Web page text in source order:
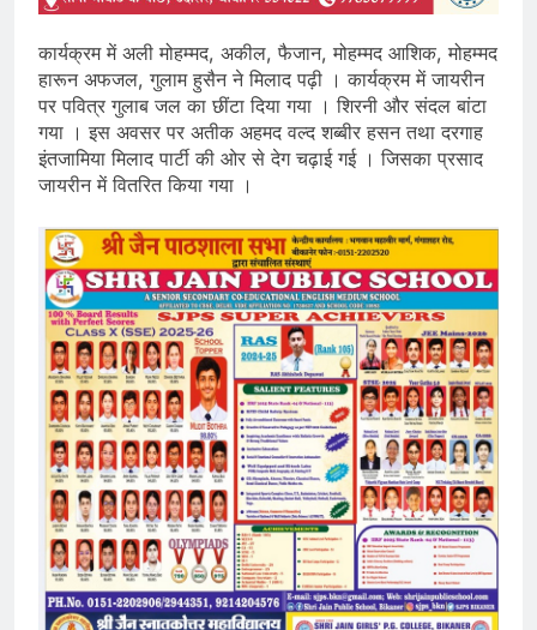
कार्यक्रम में अली मोहम्मद, अकील, फैजान, मोहम्मद आशिक, मोहम्मद
हारून अफजल, गुलाम हुसैन ने मिलाद पढ़ी । कार्यक्रम में जायरीन
पर पवित्र गुलाब जल का छींटा दिया गया । शिरनी और संदल बांटा
गया । इस अवसर पर अतीक अहमद वल्द शब्बीर हसन तथा दरगाह
इंतजामिया मिलाद पार्टी की ओर से देग चढ़ाई गई । जिसका प्रसाद
जायरीन में वितरित किया गया ।